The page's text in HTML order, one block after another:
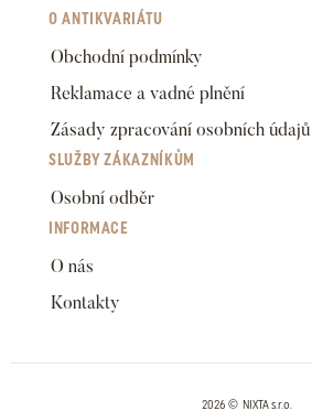
O ANTIKVARIÁTU
Obchodní podmínky
Reklamace a vadné plnění
Zásady zpracování osobních údajů
SLUŽBY ZÁKAZNÍKŮM
Osobní odběr
INFORMACE
O nás
Kontakty
2026 © NIXTA s.r.o.